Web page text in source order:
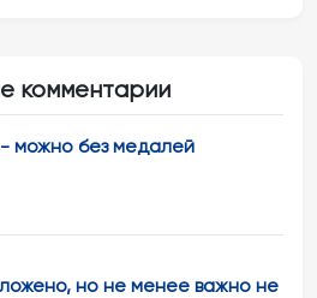
комментарии
- можно без медалей
но не менее важно не